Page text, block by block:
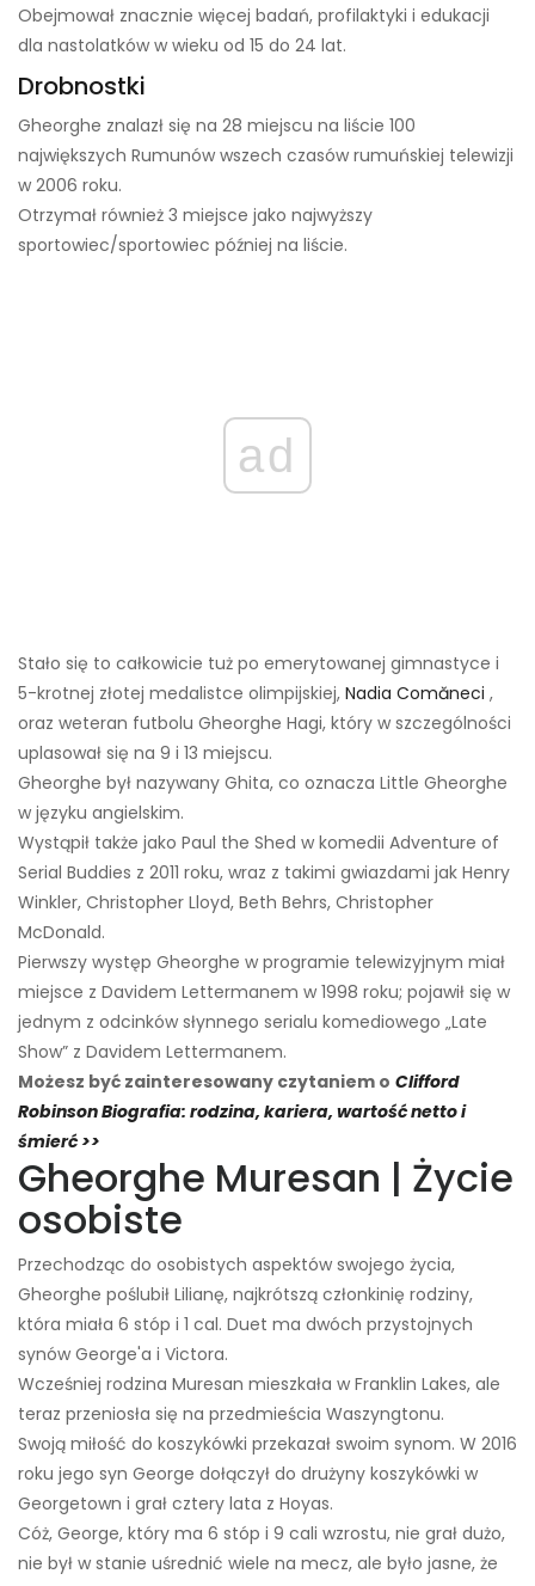
Obejmował znacznie więcej badań, profilaktyki i edukacji
dla nastolatków w wieku od 15 do 24 lat.
Drobnostki
Gheorghe znalazł się na 28 miejscu na liście 100
największych Rumunów wszech czasów rumuńskiej telewizji
w 2006 roku.
Otrzymał również 3 miejsce jako najwyższy
sportowiec/sportowiec później na liście.
ad
Stało się to całkowicie tuż po emerytowanej gimnastyce i
5-krotnej złotej medalistce olimpijskiej, Nadia Comăneci ,
oraz weteran futbolu Gheorghe Hagi, który w szczególności
uplasował się na 9 i 13 miejscu.
Gheorghe był nazywany Ghita, co oznacza Little Gheorghe
w języku angielskim.
Wystąpił także jako Paul the Shed w komedii Adventure of
Serial Buddies z 2011 roku, wraz z takimi gwiazdami jak Henry
Winkler, Christopher Lloyd, Beth Behrs, Christopher
McDonald.
Pierwszy występ Gheorghe w programie telewizyjnym miał
miejsce z Davidem Lettermanem w 1998 roku; pojawił się w
jednym z odcinków słynnego serialu komediowego „Late
Show” z Davidem Lettermanem.
Możesz być zainteresowany czytaniem o Clifford
Robinson Biografia: rodzina, kariera, wartość netto i
śmierć >>
Gheorghe Muresan | Życie
osobiste
Przechodząc do osobistych aspektów swojego życia,
Gheorghe poślubił Lilianę, najkrótszą członkinię rodziny,
która miała 6 stóp i 1 cal. Duet ma dwóch przystojnych
synów George'a i Victora.
Wcześniej rodzina Muresan mieszkała w Franklin Lakes, ale
teraz przeniosła się na przedmieścia Waszyngtonu.
Swoją miłość do koszykówki przekazał swoim synom. W 2016
roku jego syn George dołączył do drużyny koszykówki w
Georgetown i grał cztery lata z Hoyas.
Cóż, George, który ma 6 stóp i 9 cali wzrostu, nie grał dużo,
nie był w stanie uśrednić wiele na mecz, ale było jasne, że